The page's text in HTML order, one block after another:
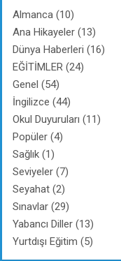
Almanca (10)
Ana Hikayeler (13)
Dünya Haberleri (16)
EĞİTİMLER (24)
Genel (54)
İngilizce (44)
Okul Duyuruları (11)
Popüler (4)
Sağlık (1)
Seviyeler (7)
Seyahat (2)
Sınavlar (29)
Yabancı Diller (13)
Yurtdışı Eğitim (5)